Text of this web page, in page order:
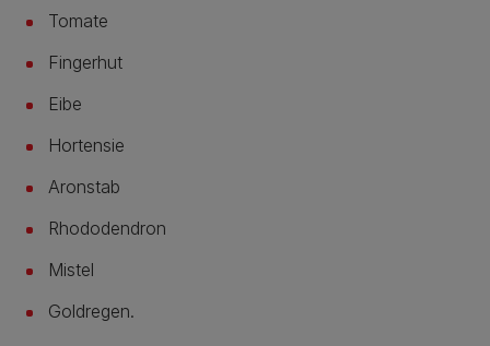
Tomate
Fingerhut
Eibe
Hortensie
Aronstab
Rhododendron
Mistel
Goldregen.